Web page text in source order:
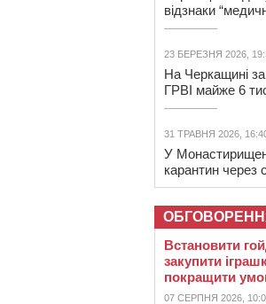
відзнаки
23 БЕРЕЗНЯ 2026,
На Черкащині
ГРВІ майже 6
31 ТРАВНЯ 2026,
У
карантин через
Встановити
закупити
покращити
07 СЕРПНЯ 2026,